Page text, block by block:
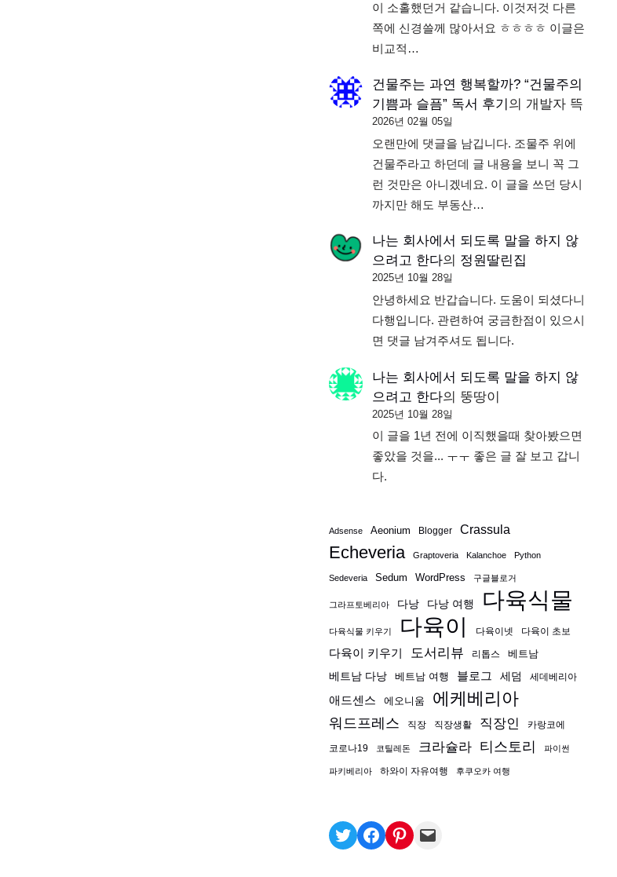
이 소홀했던거 같습니다. 이것저것 다른
쪽에 신경쓸께 많아서요 ㅎㅎㅎㅎ 이글은
비교적…
건물주는 과연 행복할까? “건물주의
기쁨과 슬픔” 독서 후기 의 개발자 뜩
2026년 02월 05일
오랜만에 댓글을 남깁니다. 조물주 위에
건물주라고 하던데 글 내용을 보니 꼭 그
런 것만은 아니겠네요. 이 글을 쓰던 당시
까지만 해도 부동산…
나는 회사에서 되도록 말을 하지 않
으려고 한다의 정원딸린집
2025년 10월 28일
안녕하세요 반갑습니다. 도움이 되셨다니
다행입니다. 관련하여 궁금한점이 있으시
면 댓글 남겨주셔도 됩니다.
나는 회사에서 되도록 말을 하지 않
으려고 한다의 뚱땅이
2025년 10월 28일
이 글을 1년 전에 이직했을때 찾아봤으면
좋았을 것을... ㅜㅜ 좋은 글 잘 보고 갑니
다.
Adsense Aeonium Blogger Crassula
Echeveria Graptoveria Kalanchoe Python
Sedeveria Sedum WordPress 구글블로거
그라프토베리아 다낭 다낭 여행 다육식물
다육식물 키우기 다육이 다육이넷 다육이 초보
다육이 키우기 도서리뷰 리톱스
베트남
베트남 다낭
베트남 여행 블로그 세덤 세데베리아
애드센스 에오니움 에케베리아
워드프레스 직장 직장생활 직장인 카랑코에
코로나19 코틸레돈 크라슐라 티스토리 파이썬
파키베리아 하와이 자유여행 후쿠오카 여행